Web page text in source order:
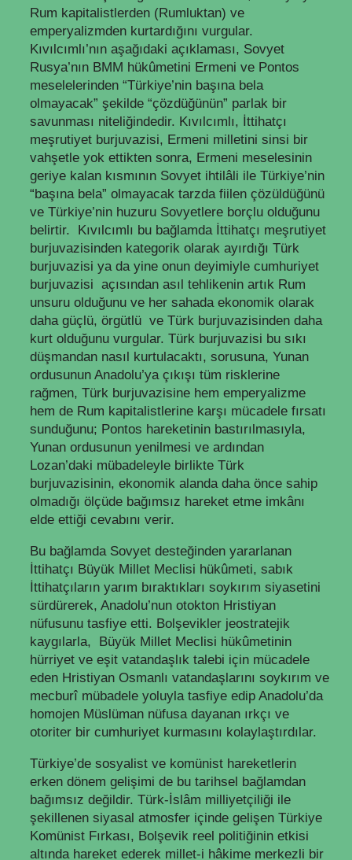
Rum kapitalistlerden (Rumluktan) ve
emperyalizmden kurtardığını vurgular.
Kıvılcımlı’nın aşağıdaki açıklaması, Sovyet
Rusya’nın BMM hükûmetini Ermeni ve Pontos
meselelerinden “Türkiye’nin başına bela
olmayacak” şekilde “çözdüğünün” parlak bir
savunması niteliğindedir. Kıvılcımlı, İttihatçı
meşrutiyet burjuvazisi, Ermeni milletini sinsi bir
vahşetle yok ettikten sonra, Ermeni meselesinin
geriye kalan kısmının Sovyet ihtilâli ile Türkiye’nin
“başına bela” olmayacak tarzda fiilen çözüldüğünü
ve Türkiye’nin huzuru Sovyetlere borçlu olduğunu
belirtir. Kıvılcımlı bu bağlamda İttihatçı meşrutiyet
burjuvazisinden kategorik olarak ayırdığı Türk
burjuvazisi ya da yine onun deyimiyle cumhuriyet
burjuvazisi açısından asıl tehlikenin artık Rum
unsuru olduğunu ve her sahada ekonomik olarak
daha güçlü, örgütlü ve Türk burjuvazisinden daha
kurt olduğunu vurgular. Türk burjuvazisi bu sıkı
düşmandan nasıl kurtulacaktı, sorusuna, Yunan
ordusunun Anadolu’ya çıkışı tüm risklerine
rağmen, Türk burjuvazisine hem emperyalizme
hem de Rum kapitalistlerine karşı mücadele fırsatı
sunduğunu; Pontos hareketinin bastırılmasıyla,
Yunan ordusunun yenilmesi ve ardından
Lozan’daki mübadeleyle birlikte Türk
burjuvazisinin, ekonomik alanda daha önce sahip
olmadığı ölçüde bağımsız hareket etme imkânı
elde ettiği cevabını verir.
Bu bağlamda Sovyet desteğinden yararlanan
İttihatçı Büyük Millet Meclisi hükûmeti, sabık
İttihatçıların yarım bıraktıkları soykırım siyasetini
sürdürerek, Anadolu’nun otokton Hristiyan
nüfusunu tasfiye etti. Bolşevikler jeostratejik
kaygılarla, Büyük Millet Meclisi hükûmetinin
hürriyet ve eşit vatandaşlık talebi için mücadele
eden Hristiyan Osmanlı vatandaşlarını soykırım ve
mecburî mübadele yoluyla tasfiye edip Anadolu’da
homojen Müslüman nüfusa dayanan ırkçı ve
otoriter bir cumhuriyet kurmasını kolaylaştırdılar.
Türkiye’de sosyalist ve komünist hareketlerin
erken dönem gelişimi de bu tarihsel bağlamdan
bağımsız değildir. Türk-İslâm milliyetçiliği ile
şekillenen siyasal atmosfer içinde gelişen Türkiye
Komünist Fırkası, Bolşevik reel politiğinin etkisi
altında hareket ederek millet-i hâkime merkezli bir